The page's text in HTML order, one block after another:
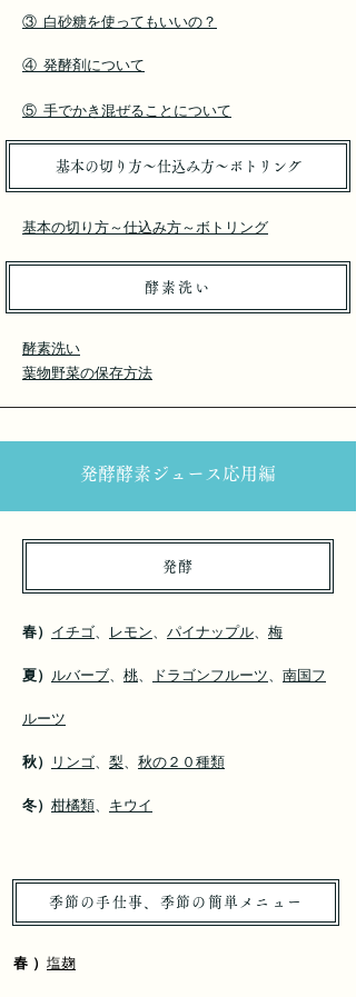
③ 白砂糖を使ってもいいの？
④ 発酵剤について
⑤ 手でかき混ぜることについて
基本の切り方～仕込み方～ボトリング
基本の切り方～仕込み方～ボトリング
​酵素洗い
酵素洗い
葉物野菜の保存方法
​発酵酵素ジュース応用編
発酵
春） イチゴ レモン パイナップル 梅
夏） ルバーブ 桃 ドラゴンフルーツ 南国フ
ルーツ
秋） リンゴ 梨 秋の２０種類
冬） 柑橘類 キウイ
季節の手仕事、季節の簡単メニュー
春 ） 塩麹